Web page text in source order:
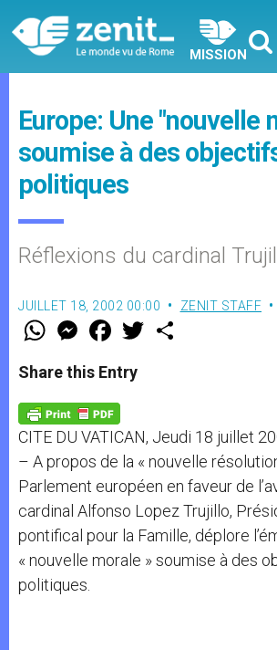
MISSION
Europe: Une "nouvelle
soumise à des
politiques
Réflexions du cardinal
JUILLET 18, 2002 00:00 ZENIT STAFF
W
t
s
p
p
M
e
s
e
g
e
r
F
a
e
b
o
k
w
Share this Entry
CITE DU VATICAN, Jeudi 18 juillet
– A propos de la « nouvelle
Parlement européen en faveur de
cardinal Alfonso Lopez Trujillo,
pontifical pour la Famille, déplore
« nouvelle morale » soumise à des
politiques.